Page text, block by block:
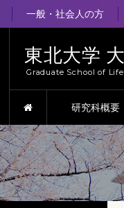
一般・社会人の方
東北大学
Graduate School of
HOME研究科概要